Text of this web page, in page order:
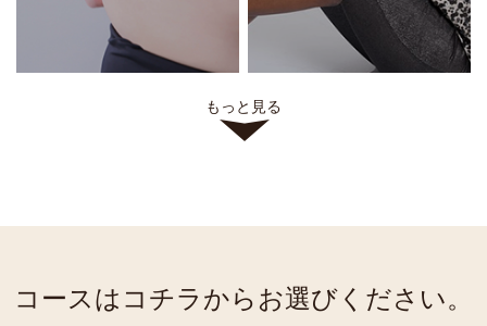
もっと見る
コースはコチラからお選びください。